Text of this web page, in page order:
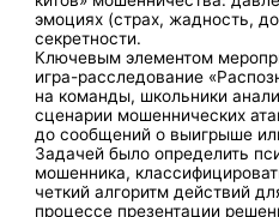
эмоциях (страх, жадность,
секретности.
Ключевым элементом
игра-расследование
на команды, школьники
сценарии мошеннических
до сообщений о выигрыше
Задачей было определить
мошенника,
четкий алгоритм действий
процессе презентации